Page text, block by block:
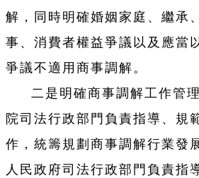
解，同時明確婚姻家庭、繼承
事、消費者權益爭議以及應當
爭議不適用商事調解。
二是明確商事調解工作管
院司法行政部門負責指導、規
作，統籌規劃商事調解行業發
人民政府司法行政部門負責指